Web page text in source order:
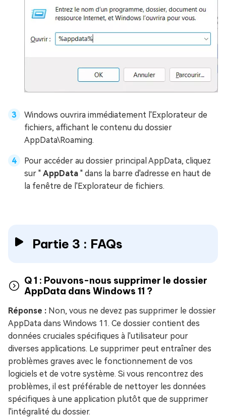
Windows ouvrira immédiatement l'Explorateur de
fichiers, affichant le contenu du dossier
AppData\Roaming.
Pour accéder au dossier principal AppData, cliquez
sur " AppData " dans la barre d'adresse en haut de
la fenêtre de l'Explorateur de fichiers.
Partie 3 : FAQs
Q 1 : Pouvons-nous supprimer le dossier
AppData dans Windows 11 ?
Réponse : Non, vous ne devez pas supprimer le dossier
AppData dans Windows 11. Ce dossier contient des
données cruciales spécifiques à l'utilisateur pour
diverses applications. Le supprimer peut entraîner des
problèmes graves avec le fonctionnement de vos
logiciels et de votre système. Si vous rencontrez des
problèmes, il est préférable de nettoyer les données
spécifiques à une application plutôt que de supprimer
l'intégralité du dossier.